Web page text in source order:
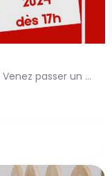
Les fêtes de fin d'année approchent ! Venez passer un moment privilégié à l'occasion de notre Vin chaud de…